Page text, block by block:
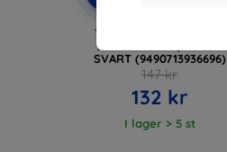
TECH-PROTECT SC PEN
XIAOMI PAD 6 / 6 PRO
SVART (9490713936696)
147 kr
132 kr
I lager > 5 st